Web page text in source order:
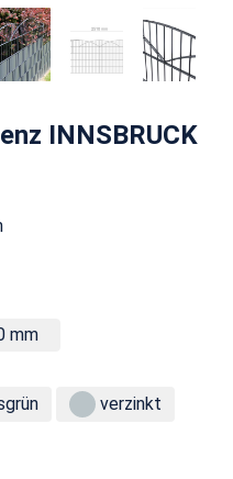
INNSBRUCK
mm
verzinkt